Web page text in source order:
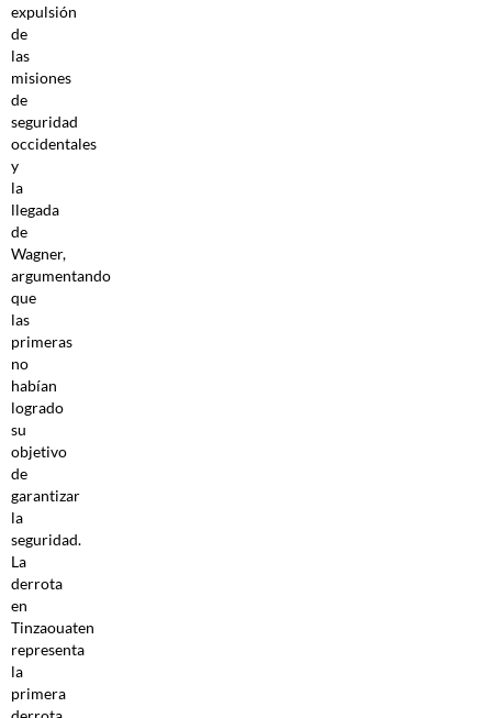
expulsión
de
las
misiones
de
seguridad
occidentales
y
la
llegada
de
Wagner,
argumentando
que
las
primeras
no
habían
logrado
su
objetivo
de
garantizar
la
seguridad.
La
derrota
en
Tinzaouaten
representa
la
primera